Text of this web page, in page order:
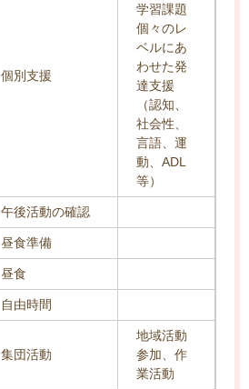
個別支援
学習課題
個々のレ
ベルにあ
わせた発
達支援
（認知、
社会性、
言語、運
動、ADL
等）
午後活動の確認
昼食準備
昼食
自由時間
集団活動
地域活動
参加、作
業活動